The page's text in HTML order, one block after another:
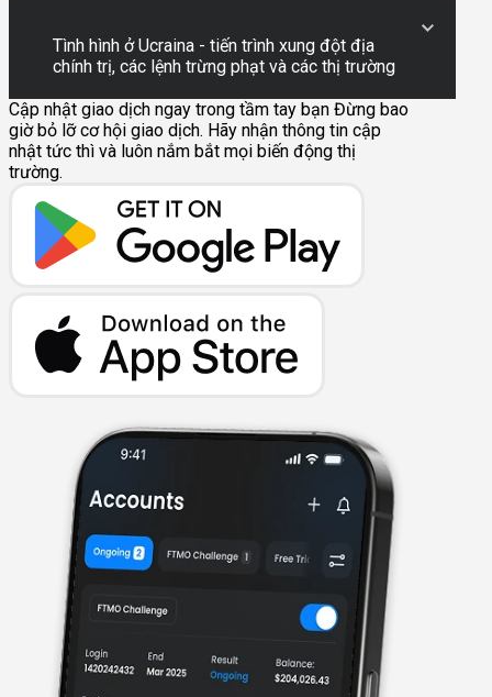
Tình hình ở Ucraina - tiến trình xung đột địa
chính trị, các lệnh trừng phạt và các thị trường
Cập nhật giao dịch ngay trong tầm tay bạn Đừng bao
giờ bỏ lỡ cơ hội giao dịch. Hãy nhận thông tin cập
nhật tức thì và luôn nắm bắt mọi biến động thị
trường.